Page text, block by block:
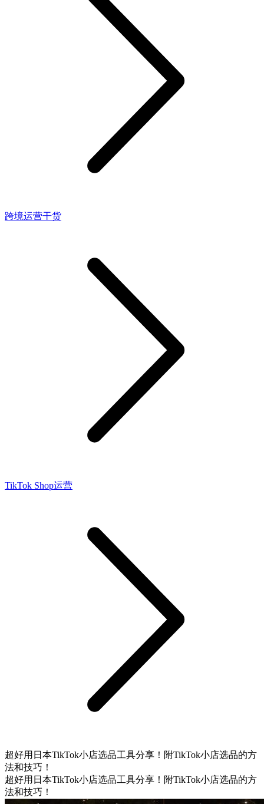
跨境运营干货
TikTok Shop运营
超好用日本TikTok小店选品工具分享！附TikTok小店选品的方
法和技巧！
超好用日本TikTok小店选品工具分享！附TikTok小店选品的方
法和技巧！